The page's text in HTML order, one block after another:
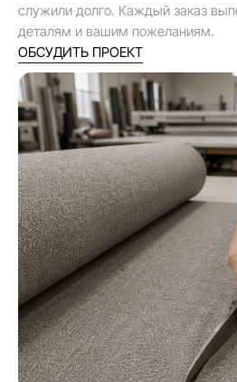
служили долго. Каждый заказ
деталям и вашим пожеланиям.
ОБСУДИТЬ ПРОЕКТ